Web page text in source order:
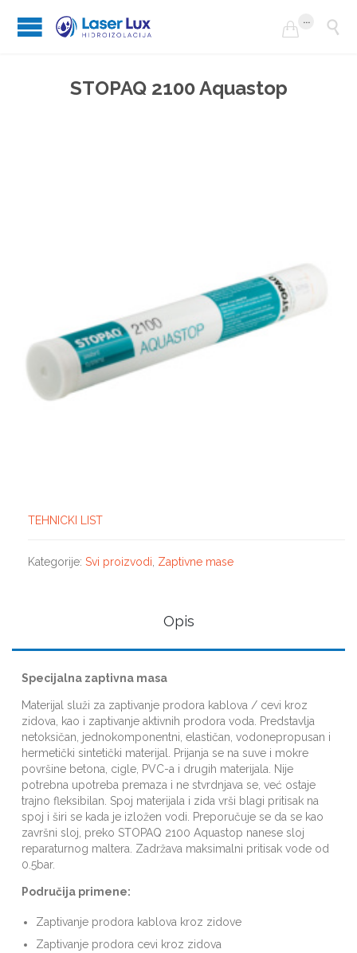

... 
STOPAQ 2100 Aquastop
TEHNICKI LIST
Kategorije: Svi proizvodi Zaptivne mase
Opis
Specijalna zaptivna masa
Materijal služi za zaptivanje prodora kablova / cevi kroz
zidova, kao i zaptivanje aktivnih prodora voda. Predstavlja
netoksičan, jednokomponentni, elastičan, vodonepropusan i
hermetički sintetički materijal. Prijanja se na suve i mokre
površine betona, cigle, PVC-a i drugih materijala. Nije
potrebna upotreba premaza i ne stvrdnjava se, već ostaje
trajno fleksibilan. Spoj materijala i zida vrši blagi pritisak na
spoj i širi se kada je izložen vodi. Preporučuje se da se kao
završni sloj, preko STOPAQ 2100 Aquastop nanese sloj
reparaturnog maltera. Zadržava maksimalni pritisak vode od
0.5bar.
Područija primene:
Zaptivanje prodora kablova kroz zidove
Zaptivanje prodora cevi kroz zidova